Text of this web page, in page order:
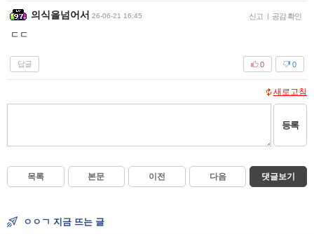
의식을넘어서 26-06-21 16:45 신고 | 공감 확인
ㄷㄷ
답글 0
0
새로고침
등록
목록 본문 이전 다음 댓글보기
ㅇㅇㄱ 지금 뜨는 글